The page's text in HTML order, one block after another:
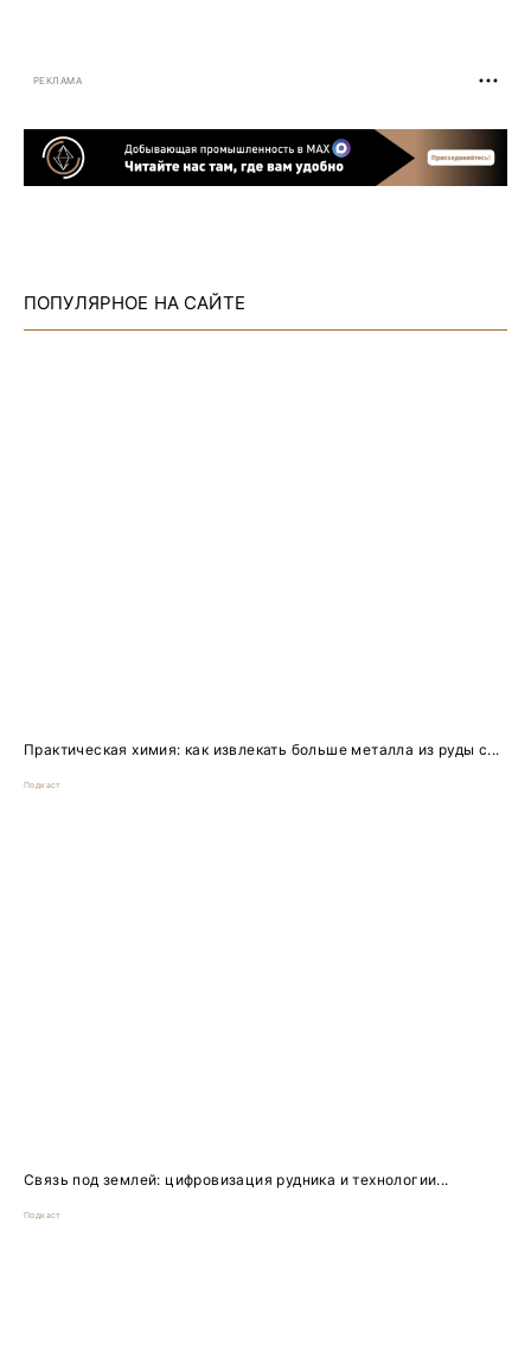
РЕКЛАМА
ПОПУЛЯРНОЕ НА САЙТЕ
Практическая химия: как извлекать больше металла из руды с...
Подкаст
Связь под землей: цифровизация рудника и технологии...
Подкаст